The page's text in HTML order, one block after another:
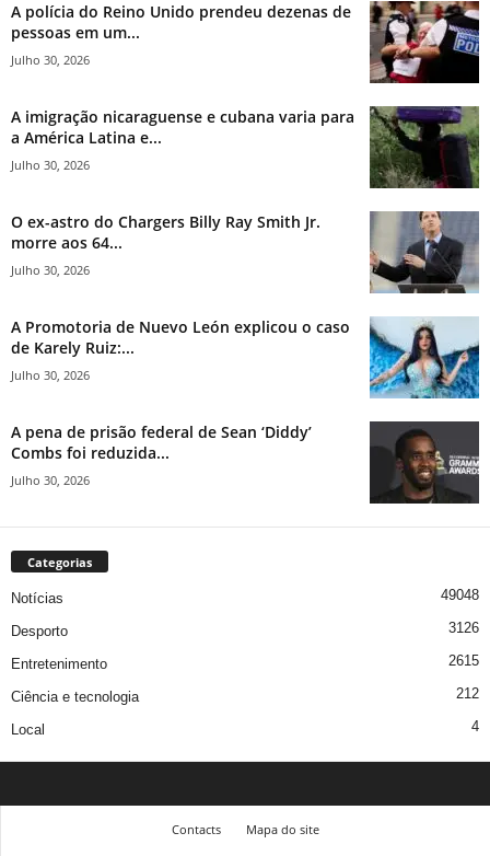
A polícia do Reino Unido prendeu dezenas de
pessoas em um...
Julho 30, 2026
A imigração nicaraguense e cubana varia para
a América Latina e...
Julho 30, 2026
O ex-astro do Chargers Billy Ray Smith Jr.
morre aos 64...
Julho 30, 2026
A Promotoria de Nuevo León explicou o caso
de Karely Ruiz:...
Julho 30, 2026
A pena de prisão federal de Sean ‘Diddy’
Combs foi reduzida...
Julho 30, 2026
Categorias
Notícias 49048
Desporto 3126
Entretenimento 2615
Ciência e tecnologia 212
Local 4
Contacts
Mapa do site